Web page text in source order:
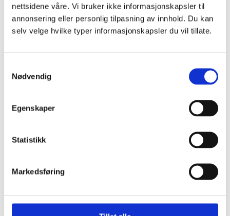
nettsidene våre. Vi bruker ikke informasjonskapsler til
annonsering eller personlig tilpasning av innhold. Du kan
selv velge hvilke typer informasjonskapsler du vil tillate.
Nødvendig
Egenskaper
Statistikk
Markedsføring
Her får du en kode du kan bruke for å hente svaret
ditt når det er klart. Vi oppfordrer deg til å skrive ned
Nasjonal veiviser ved vold i nære relasjoner, voldtekt og
Dinutvei.no driftes av Nasjonalt kunnskapssenter om vold
og traumatisk stress (NKVTS) på oppdrag fra Justis- og
nkvts.no